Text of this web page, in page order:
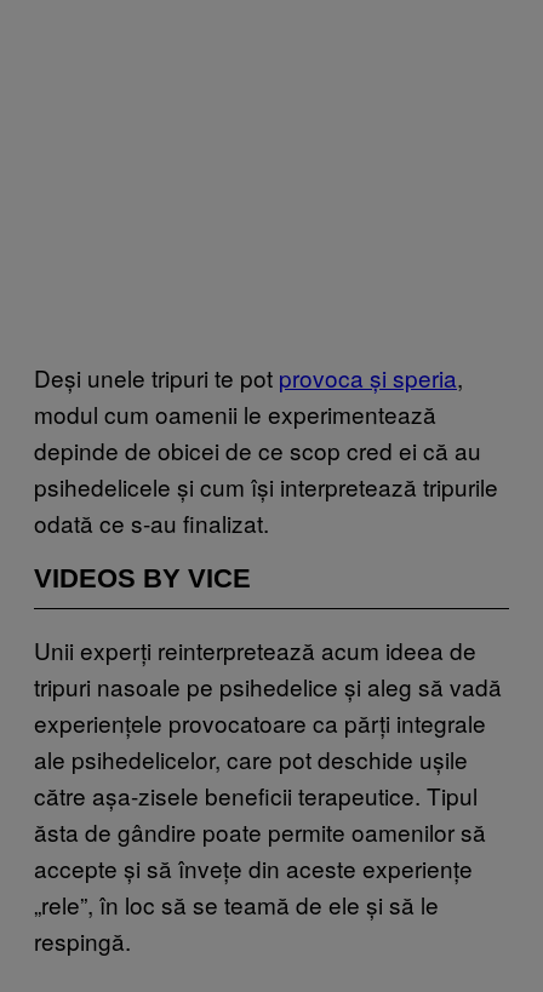
Deși unele tripuri te pot provoca și speria,
modul cum oamenii le experimentează
depinde de obicei de ce scop cred ei că au
psihedelicele și cum își interpretează tripurile
odată ce s-au finalizat.
VIDEOS BY VICE
Unii experți reinterpretează acum ideea de
tripuri nasoale pe psihedelice și aleg să vadă
experiențele provocatoare ca părți integrale
ale psihedelicelor, care pot deschide ușile
către așa-zisele beneficii terapeutice. Tipul
ăsta de gândire poate permite oamenilor să
accepte și să învețe din aceste experiențe
„rele”, în loc să se teamă de ele și să le
respingă.